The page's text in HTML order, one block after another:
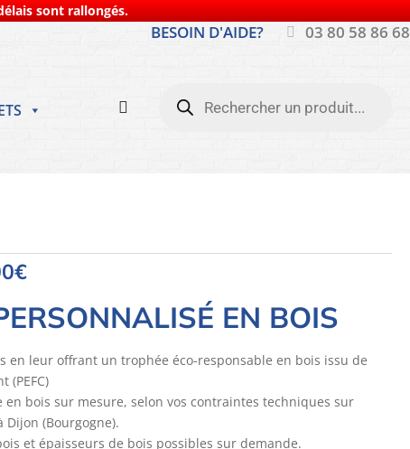
sont rallongés.
BESOIN D'AIDE? 03 80 58 86 68
produits
€
EN BOIS
en leur offrant un trophée éco-responsable en bois issu de
(PEFC)
en bois sur mesure, selon vos contraintes techniques sur
Dijon (Bourgogne).
et épaisseurs de bois possibles sur demande.